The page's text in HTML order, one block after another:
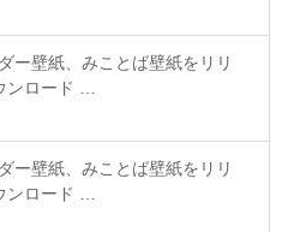
ー壁紙、みことば壁紙をリリ
ンロード …
ー壁紙、みことば壁紙をリリ
ンロード …